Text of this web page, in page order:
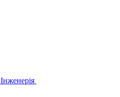
Інженерія